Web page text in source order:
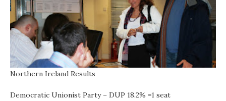
Northern Ireland Results
Democratic Unionist Party – DUP 18.2% =1 seat